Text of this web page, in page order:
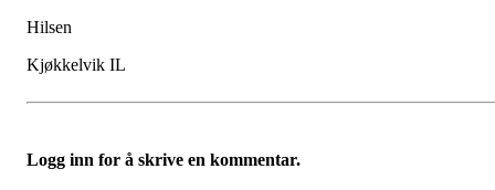
Hilsen
Kjøkkelvik IL
Logg inn for å skrive en kommentar.